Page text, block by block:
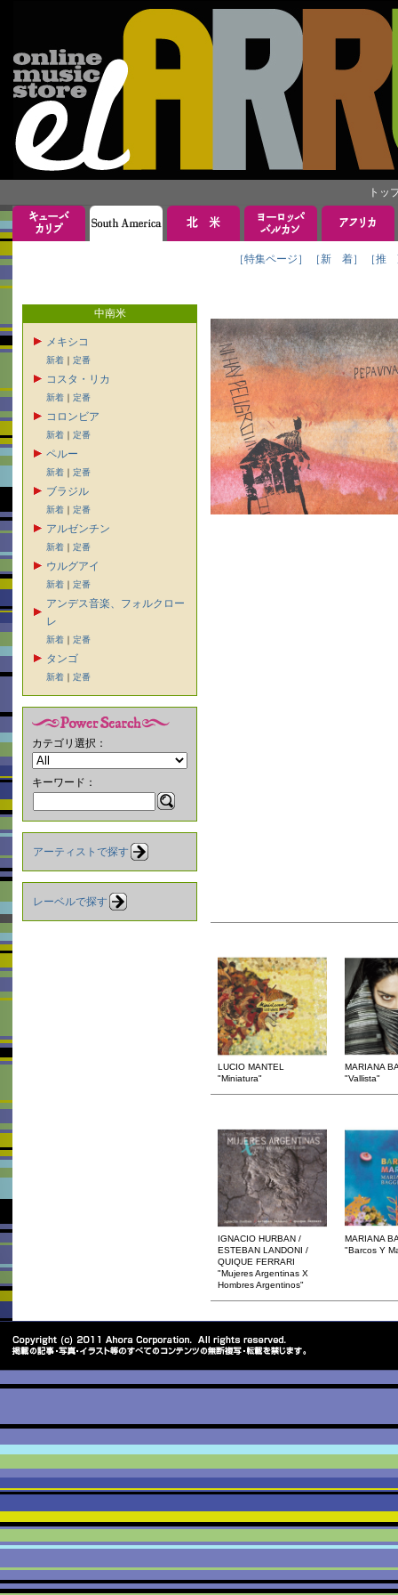
トッ
［特集ページ］ ［新 着］ ［推
中南米
メキシコ
新着 ｜ 定番
コスタ・リカ
新着 ｜ 定番
コロンビア
新着 ｜ 定番
ペルー
新着 ｜ 定番
ブラジル
新着 ｜ 定番
アルゼンチン
新着 ｜ 定番
ウルグアイ
新着 ｜ 定番
アンデス音楽、フォルクロー
レ
新着 ｜ 定番
タンゴ
新着 ｜ 定番
カテゴリ選択：
キーワード：
アーティストで探す
レーベルで探す
LUCIO MANTEL
"Miniatura"
MARIANA
"Vallista"
IGNACIO HURBAN /
ESTEBAN LANDONI /
QUIQUE FERRARI
"Mujeres Argentinas X
Hombres Argentinos"
MARIANA
"Barcos Y